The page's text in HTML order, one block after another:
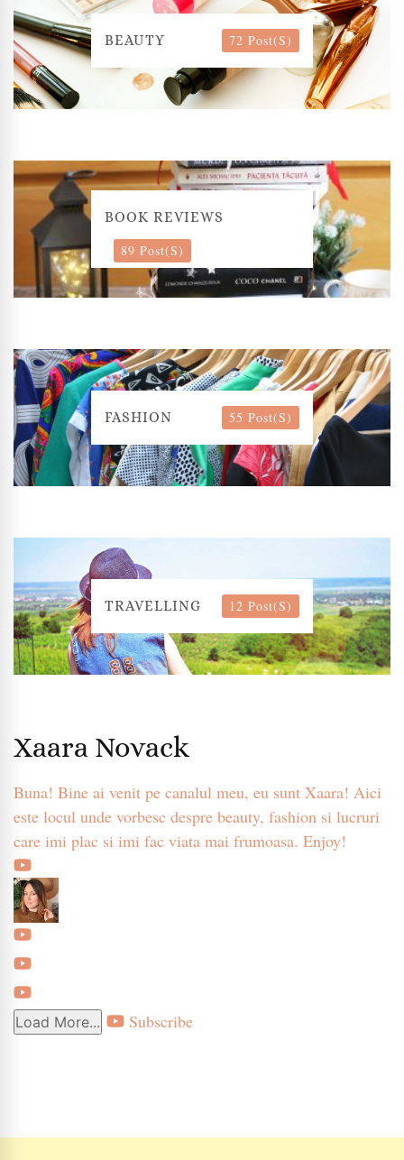
BEAUTY 72 Post(s)
BOOK REVIEWS
89 Post(s)
FASHION 55 Post(s)
TRAVELLING 12 Post(s)
Xaara Novack
Buna! Bine ai venit pe canalul meu, eu sunt Xaara! Aici
este locul unde vorbesc despre beauty, fashion si lucruri
care imi plac si imi fac viata mai frumoasa. Enjoy!
Load More... Subscribe